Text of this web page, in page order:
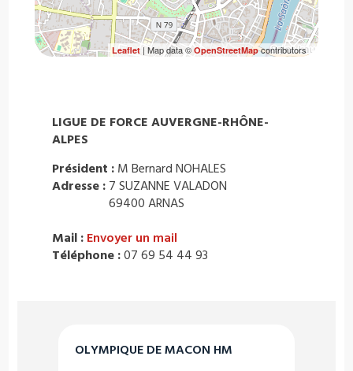
OLYMPIQUE DE MACON HM
Leaflet| Map data ©OpenStreetMapcontributors
LIGUE DE FORCE AUVERGNE-RHÔNE-
ALPES
Président : M Bernard NOHALES
Adresse : 7 SUZANNE VALADON
69400 ARNAS
Mail : Envoyer un mail
Téléphone :07 69 54 44 93